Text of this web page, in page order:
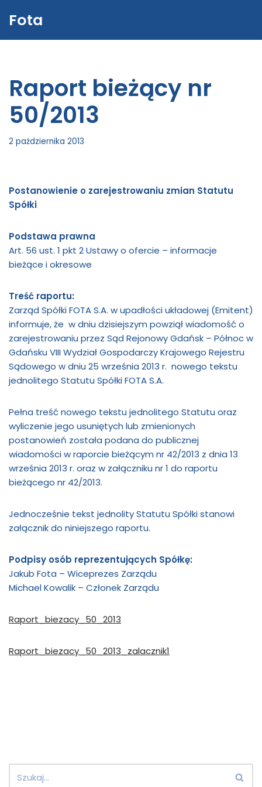
Fota
Raport bieżący nr
50/2013
2 października 2013
Postanowienie o zarejestrowaniu zmian Statutu
Spółki
Podstawa prawna
Art. 56 ust. 1 pkt 2 Ustawy o ofercie – informacje
bieżące i okresowe
Treść raportu:
Zarząd Spółki FOTA S.A. w upadłości układowej (Emitent)
informuje, że w dniu dzisiejszym powziął wiadomość o
zarejestrowaniu przez Sąd Rejonowy Gdańsk – Północ w
Gdańsku VIII Wydział Gospodarczy Krajowego Rejestru
Sądowego w dniu 25 września 2013 r. nowego tekstu
jednolitego Statutu Spółki FOTA S.A.
Pełna treść nowego tekstu jednolitego Statutu oraz
wyliczenie jego usuniętych lub zmienionych
postanowień została podana do publicznej
wiadomości w raporcie bieżącym nr 42/2013 z dnia 13
września 2013 r. oraz w załączniku nr 1 do raportu
bieżącego nr 42/2013.
Jednocześnie tekst jednolity Statutu Spółki stanowi
załącznik do niniejszego raportu.
Podpisy osób reprezentujących Spółkę:
Jakub Fota – Wiceprezes Zarządu
Michael Kowalik – Członek Zarządu
Raport_biezacy_50_2013
Raport_biezacy_50_2013_zalacznik1